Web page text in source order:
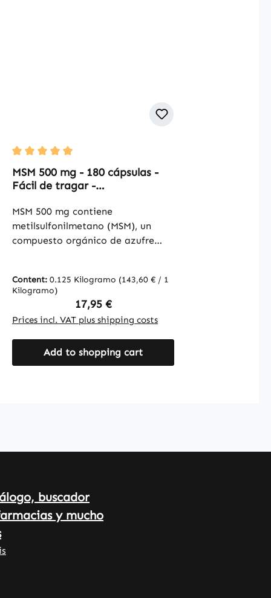
Average rating of 5 out of 5 stars
MSM 500 mg - 180 cápsulas -
Fácil de tragar -
Warnke Vitalstoffe
MSM 500 mg contiene
metilsulfonilmetano (MSM), un
compuesto orgánico de azufre
por envase, el producto permite
una dosificación diaria práctica.
La cubierta de la cápsula está
fabricada con
hidroxipropilmetilcelulosa. Otros
ingredientes son celulosa
estándares de calidad e higiene
HACCP • Sin aditivos ni colorantes
Content: 0.125 Kilogramo (143,60 € / 1
Kilogramo)
Regular price:
17,95 €
Prices incl. VAT plus shipping costs
Add to shopping cart
buscador
y mucho